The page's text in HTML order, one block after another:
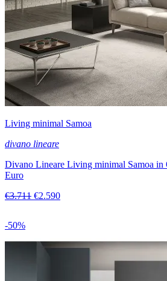
Living minimal Samoa
divano lineare
Divano Lineare Living minimal Samoa in
Euro
€3.711 €2.590
-50%